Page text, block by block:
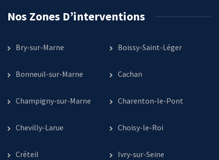
Nos Zones D’interventions
Bry-sur-Marne Boissy-Saint-Léger
Bonneuil-sur-Marne Cachan
Champigny-sur-Marne Charenton-le-Pont
Chevilly-Larue Choisy-le-Roi
Créteil Ivry-sur-Seine